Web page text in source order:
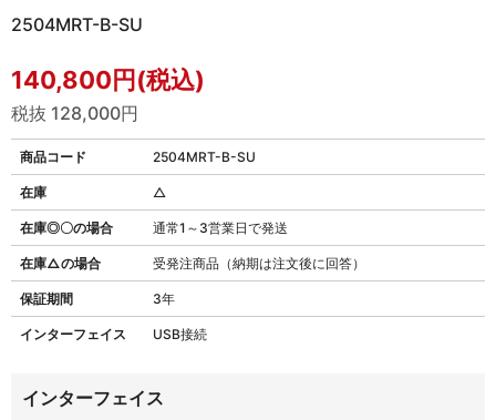
2504MRT-B-SU
140,800円(税込)
税抜 128,000円
商品コード 2504MRT-B-SU
在庫◎〇の場合 通常1～3営業日で発送
在庫△の場合 受発注商品（納期は注文後に回答）
保証期間 3年
インターフェイス USB接続
在庫 △
インターフェイス